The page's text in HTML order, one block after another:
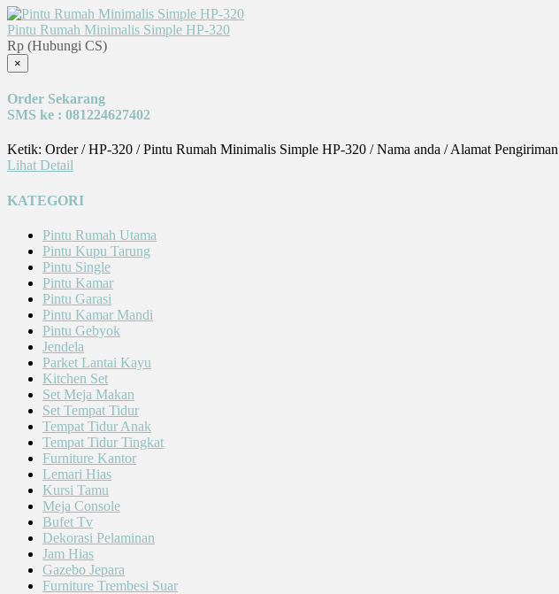
Pintu Rumah Minimalis Simple HP-320
Rp (Hubungi CS)
×
Order Sekarang
SMS ke : 081224627402
Ketik: Order / HP-320 / Pintu Rumah Minimalis Simple HP-320 / Nama anda / Alamat Pengiriman
Lihat Detail
KATEGORI
Pintu Rumah Utama
Pintu Kupu Tarung
Pintu Single
Pintu Kamar
Pintu Garasi
Pintu Kamar Mandi
Pintu Gebyok
Jendela
Parket Lantai Kayu
Kitchen Set
Set Meja Makan
Set Tempat Tidur
Tempat Tidur Anak
Tempat Tidur Tingkat
Furniture Kantor
Lemari Hias
Kursi Tamu
Meja Console
Bufet Tv
Dekorasi Pelaminan
Jam Hias
Gazebo Jepara
Furniture Trembesi Suar